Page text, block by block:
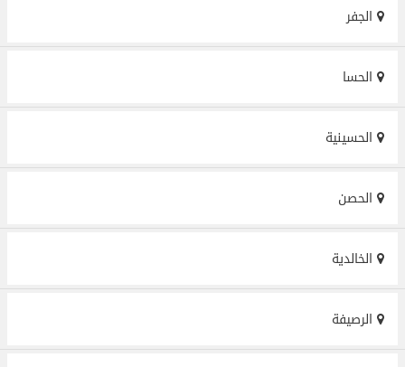
الجفر
الحسا
الحسينية
الحصن‎
الخالدية
الرصيفة